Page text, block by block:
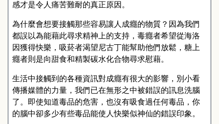
感才是令人痛苦難耐的真正原因。
為什麼會想要接觸那些容易讓人成癮的物質？因為我們
都誤以為能藉此尋求精神上的支持，毒癮者希望從海洛
因獲得快樂，吸菸者渴望尼古丁能幫助他們放鬆，糖上
癮者則是向甜食和精製碳水化合物尋求慰藉。
生活中接觸到的各種資訊對成癮有很大的影響，別小看
傳播媒體的力量，我們已在無形之中被錯誤的訊息洗腦
了。即使知道毒品的危害，也沒有吸食過任何毒品，你
的腦中卻多少有些毒品能使人快樂似神仙的錯誤印象。